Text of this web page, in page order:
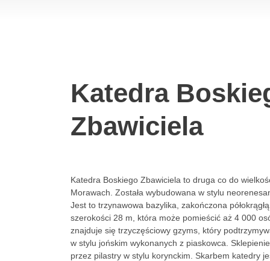
Katedra
Zbawiciela
Katedra Boskiego Zbawiciela to druga co do
Morawach. Została wybudowana w stylu
Jest to trzynawowa bazylika, zakończona
szerokości 28 m, która może pomieścić aż 4 000
znajduje się trzyczęściowy gzyms, który
w stylu jońskim wykonanych z piaskowca.
przez pilastry w stylu korynckim. Skarbem katedry